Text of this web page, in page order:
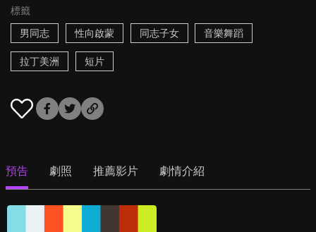
標籤
男同志
性向啟蒙 同志子女 音樂舞蹈
拉丁美洲 短片
預告 劇照 推薦影片 劇情介紹